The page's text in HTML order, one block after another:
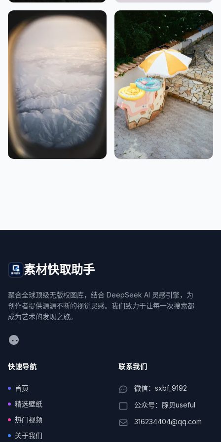
素材快取助手
聚合全球顶级无版权图库，结合 DeepSeek AI 灵感引擎，为
创作者提供源源不断的视觉灵感。我们致力于让每一次搜索都
成为艺术的发现之旅。
WeChat
快速导航
首页
精选壁纸
热门视频
关于我们
联系我们
微信：sxbf_9192
公众号：豚贝useful
316234404@qq.com